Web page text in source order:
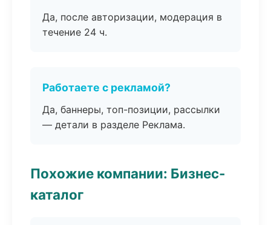
Да, после авторизации, модерация в
течение 24 ч.
Работаете с рекламой?
Да, баннеры, топ-позиции, рассылки
— детали в разделе Реклама.
Похожие компании: Бизнес-
каталог